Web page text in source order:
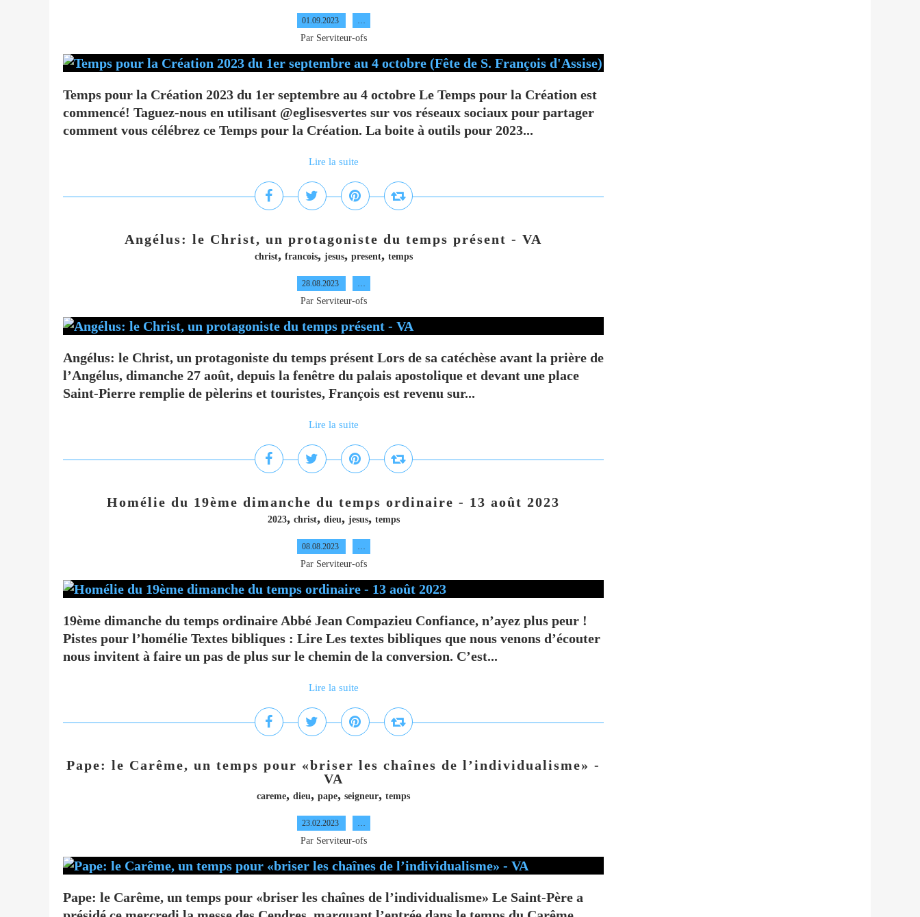
01.09.2023 …
Par Serviteur-ofs
Temps pour la Création 2023 du 1er septembre au 4 octobre Le Temps pour la Création est
commencé! Taguez-nous en utilisant @eglisesvertes sur vos réseaux sociaux pour partager
comment vous célébrez ce Temps pour la Création. La boite à outils pour 2023...
Lire la suite
Angélus: le Christ, un protagoniste du temps présent - VA
christ, francois, jesus, present, temps
28.08.2023 …
Par Serviteur-ofs
Angélus: le Christ, un protagoniste du temps présent Lors de sa catéchèse avant la prière de
l’Angélus, dimanche 27 août, depuis la fenêtre du palais apostolique et devant une place
Saint-Pierre remplie de pèlerins et touristes, François est revenu sur...
Lire la suite
Homélie du 19ème dimanche du temps ordinaire - 13 août 2023
2023, christ, dieu, jesus, temps
08.08.2023 …
Par Serviteur-ofs
19ème dimanche du temps ordinaire Abbé Jean Compazieu Confiance, n’ayez plus peur !
Pistes pour l’homélie Textes bibliques : Lire Les textes bibliques que nous venons d’écouter
nous invitent à faire un pas de plus sur le chemin de la conversion. C’est...
Lire la suite
Pape: le Carême, un temps pour «briser les chaînes de l’individualisme» -
VA
careme, dieu, pape, seigneur, temps
23.02.2023 …
Par Serviteur-ofs
Pape: le Carême, un temps pour «briser les chaînes de l’individualisme» Le Saint-Père a